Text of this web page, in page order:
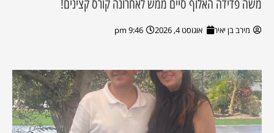
משה פדידה האלוף סיים ממש לאחרונה קורס קצינים!
מירב בן יאיר אוגוסט 4, 2026 9:46 pm